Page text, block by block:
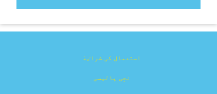
استعمال کی شراٸط
نجِی پالیسی